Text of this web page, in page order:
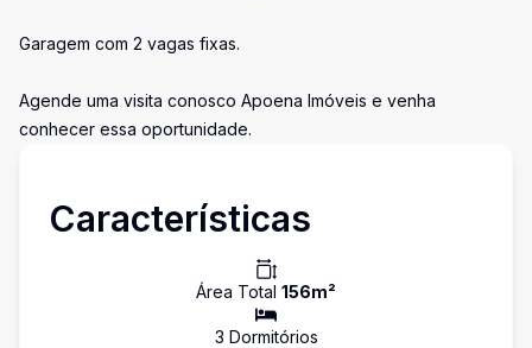
Garagem com 2 vagas fixas.
Agende uma visita conosco Apoena Imóveis e venha
conhecer essa oportunidade.
Características
Área Total 156m²
3 Dormitórios